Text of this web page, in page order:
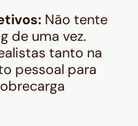
Não tente
de uma vez.
tanto na
pessoal para